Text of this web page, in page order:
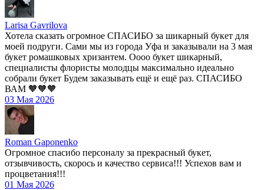
Larisa Gavrilova
Хотела сказать огромное СПАСИБО за шикарный букет для
моей подруги. Сами мы из города Уфа и заказывали на 3 мая
букет ромашковых хризантем. Оооо букет шикарный,
специалисты флористы молодцы максимально идеально
собрали букет Будем заказывать ещё и ещё раз. СПАСИБО
ВАМ 🧡🧡🧡
03 Мая 2026
Roman Gaponenko
Огромное спасибо персоналу за прекрасный букет,
отзывчивость, скорось и качество сервиса!!! Успехов вам и
процветания!!!
01 Мая 2026